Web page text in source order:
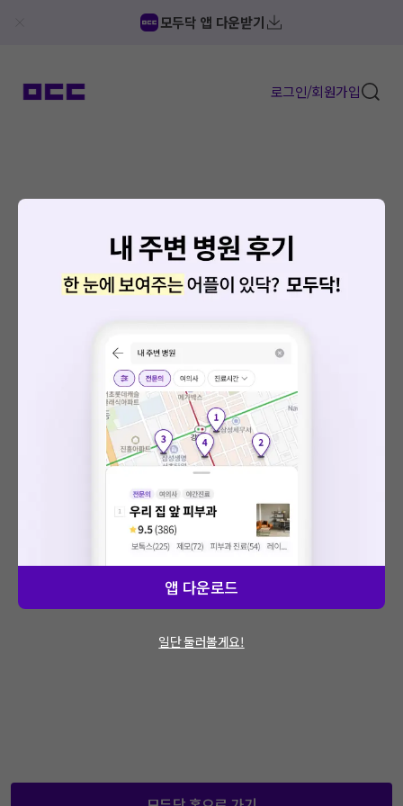
모두닥 앱 다운받기
로그인/회원가입
: 에러가 발생했습니다.
문제가 지속적으로 발생할 경우 모두닥 채널톡
을 통해 문의해주세요.
앱 다운로드
일단 둘러볼게요!